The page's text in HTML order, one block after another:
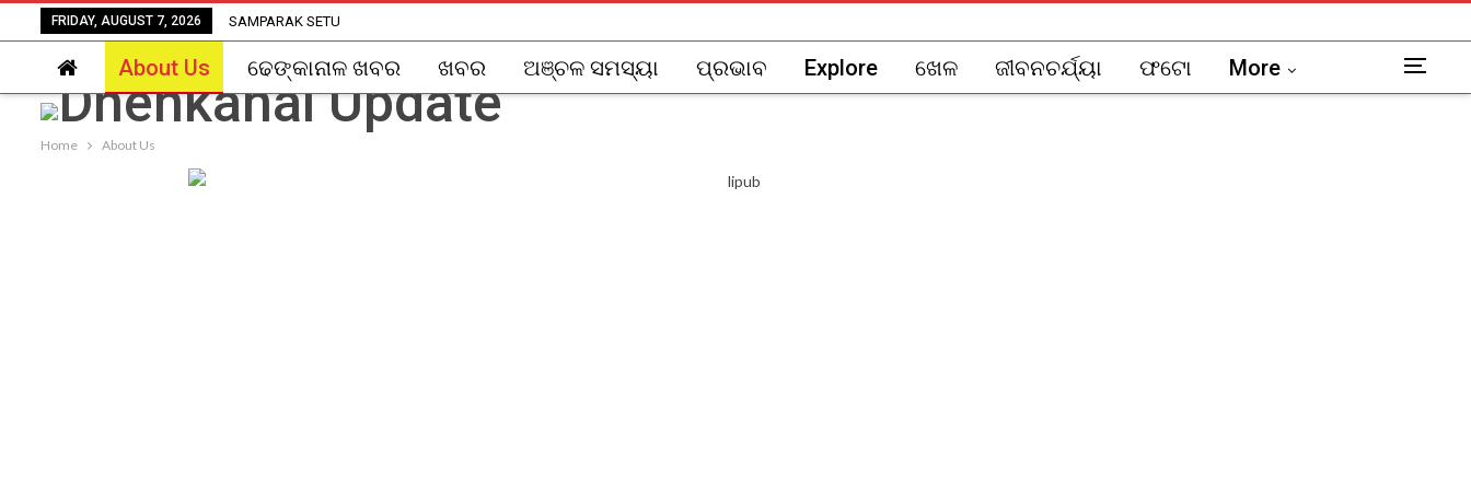
FRIDAY, AUGUST 7, 2026 SAMPARAK SETU
About Us ଢେଙ୍କାନାଳ ଖବର ଖବର ଅଞ୍ଚଳ ସମସ୍ୟା ପ୍ରଭାବ Explore ଖେଳ ଜୀବନଚର୍ଯ୍ୟା ଫଟୋ More
Home About Us